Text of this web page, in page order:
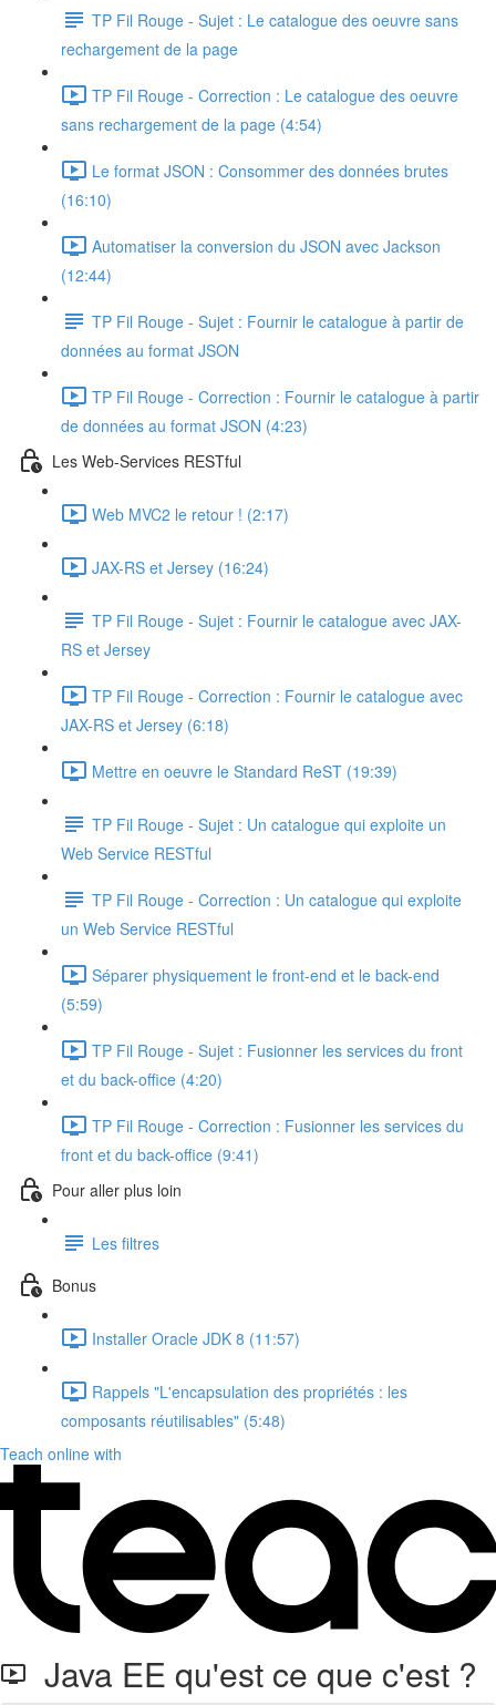
TP Fil Rouge - Sujet : Le catalogue des oeuvre sans
rechargement de la page
TP Fil Rouge - Correction : Le catalogue des oeuvre
sans rechargement de la page (4:54)
Le format JSON : Consommer des données brutes
(16:10)
Automatiser la conversion du JSON avec Jackson
(12:44)
TP Fil Rouge - Sujet : Fournir le catalogue à partir de
données au format JSON
TP Fil Rouge - Correction : Fournir le catalogue à partir
de données au format JSON (4:23)
Les Web-Services RESTful
Web MVC2 le retour ! (2:17)
JAX-RS et Jersey (16:24)
TP Fil Rouge - Sujet : Fournir le catalogue avec JAX-
RS et Jersey
TP Fil Rouge - Correction : Fournir le catalogue avec
JAX-RS et Jersey (6:18)
Mettre en oeuvre le Standard ReST (19:39)
TP Fil Rouge - Sujet : Un catalogue qui exploite un
Web Service RESTful
TP Fil Rouge - Correction : Un catalogue qui exploite
un Web Service RESTful
Séparer physiquement le front-end et le back-end
(5:59)
TP Fil Rouge - Sujet : Fusionner les services du front
et du back-office (4:20)
TP Fil Rouge - Correction : Fusionner les services du
front et du back-office (9:41)
Pour aller plus loin
Les filtres
Bonus
Installer Oracle JDK 8 (11:57)
Rappels "L'encapsulation des propriétés : les
composants réutilisables" (5:48)
Teach online with
Java EE qu'est ce que c'est ?